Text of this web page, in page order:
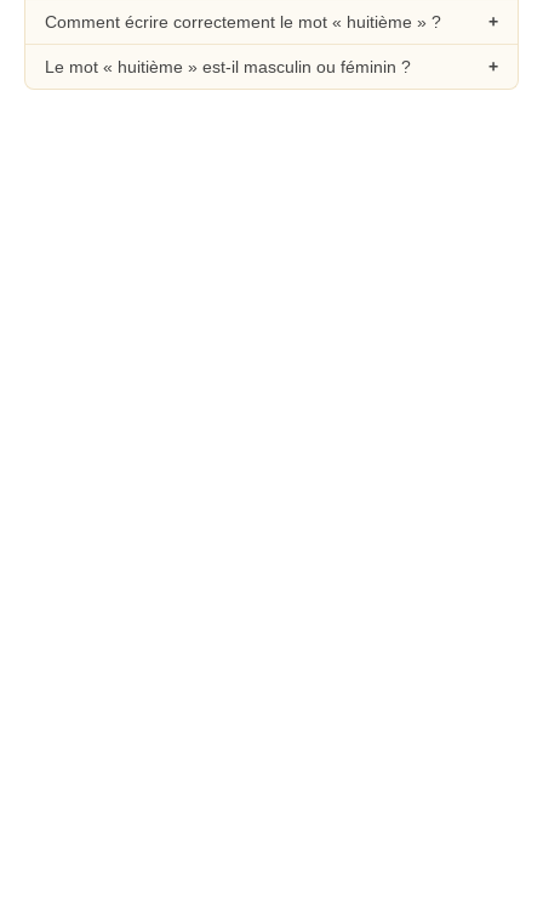
Comment écrire correctement le mot « huitième » ?
Le mot « huitième » est-il masculin ou féminin ?